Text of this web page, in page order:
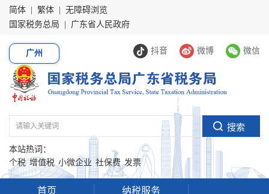
简体 繁体
无障碍浏览
国家税务总局
广东省人民政府
抖音 微博 微信
广州
本站热词：
个税 增值税 小微企业 社保费 发票
首页 纳税服务